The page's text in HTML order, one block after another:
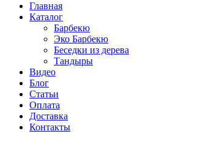
Главная
Каталог
Барбекю
Эко Барбекю
Беседки из дерева
Тандыры
Видео
Блог
Статьи
Оплата
Доставка
Контакты